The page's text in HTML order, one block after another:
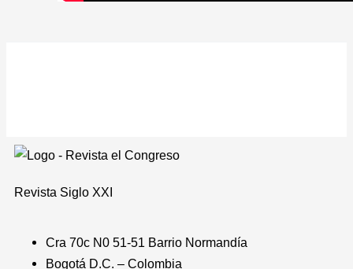
Revista Siglo XXI
Cra 70c N0 51-51 Barrio Normandía
Bogotá D.C. – Colombia